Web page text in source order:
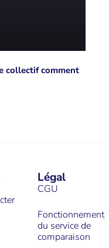
collectif comment
Légal
CGU
Fonctionnement
du service de
comparaison